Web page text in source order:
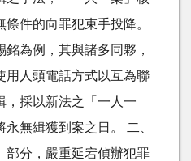
件的向罪犯束手投降。
為例，其與諸多同夥，
用人頭電話方式以互為聯
，採以新法之「一人一
無緝獲到案之日。 二、
部分，嚴重延宕偵辦犯罪